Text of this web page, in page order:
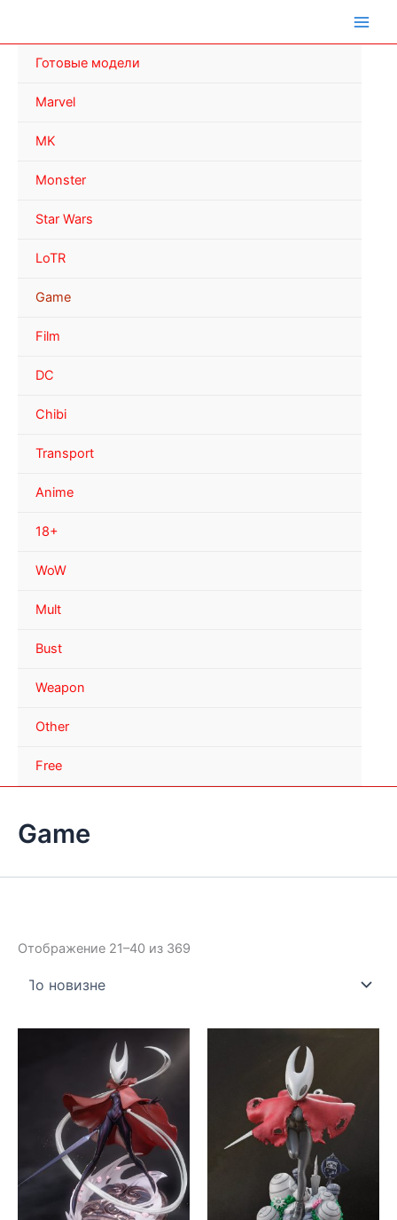
Готовые модели
Marvel
MK
Monster
Star Wars
LoTR
Game
Film
DC
Chibi
Transport
Anime
18+
WoW
Mult
Bust
Weapon
Other
Free
Game
Отображение 21–40 из 369